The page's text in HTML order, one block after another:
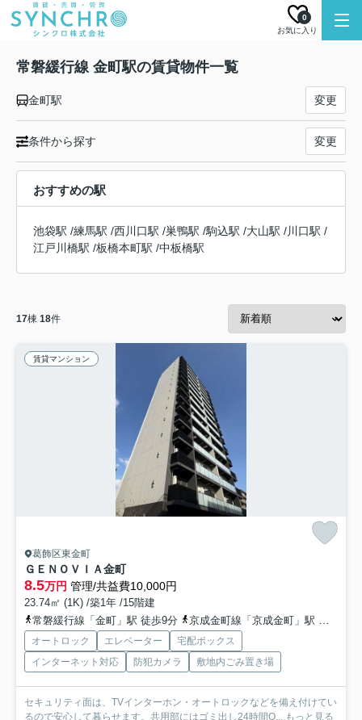
お気に入り
0
常磐緩行線 金町駅の賃貸物件一覧
金町駅 変更
条件から探す 変更
おすすめの駅
池袋駅 /練馬駅 /西川口駅 /巣鴨駅 /駒込駅 /大山駅 /川口駅 /
江戸川橋駅 /板橋本町駅 /中板橋駅
17棟 18件
賃貸マンション
葛飾区東金町
ＧＥＮＯＶＩＡ金町
8.5万円 管理/共益費10,000円
23.74㎡ (1K) /築1年 /15階建
常磐緩行線「金町」駅 徒歩9分
京成金町線「京成金町」駅 徒歩11分
オートロック エレベーター
宅配ボックス
インターネット対応
防犯カメラ 敷地内ごみ置き場
セキュリティ面は、TVインターホン・オートロックなどを備え付けてい
るので安心して暮らせます。共用部にはゴミ出し24時間O... もっと見る